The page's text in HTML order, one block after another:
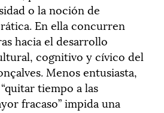
o la noción de
En ella concurren
hacia el desarrollo
cognitivo y cívico del
Menos entusiasta,
tiempo a las
fracaso” impida una